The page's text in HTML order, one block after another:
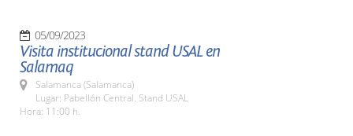
05/09/2023
Visita institucional stand USAL en
Salamaq
Salamanca (Salamanca)
Lugar: Pabellón Central. Stand USAL
Hora: 11:00 h.